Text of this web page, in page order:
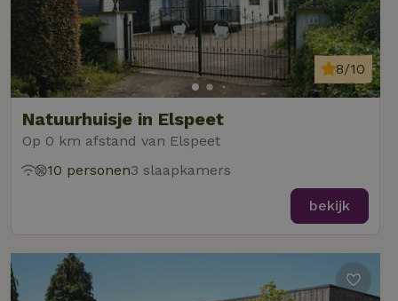
Natuurhuisje in Elspeet
Op 0 km afstand van Elspeet
8/10
10 personen3 slaapkamers
bekijk